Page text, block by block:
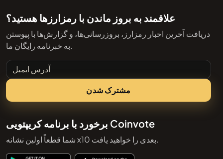
علاقمند به بروز ماندن با رمزارزها هستید؟
دریافت آخرین اخبار رمزارز، بروزرسانی‌ها، و گزارش‌ها با پیوستن
به خبرنامه رایگان ما.
آدرس ایمیل
مشترک شدن
برخورد با برنامه کریپتویی Coinvote
شما قطعاً اولین نشانه x10 بعدی را خواهید یافت.